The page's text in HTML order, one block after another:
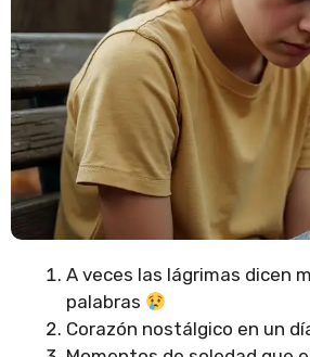
A veces las lágrimas dicen
palabras
Corazón nostálgico en un